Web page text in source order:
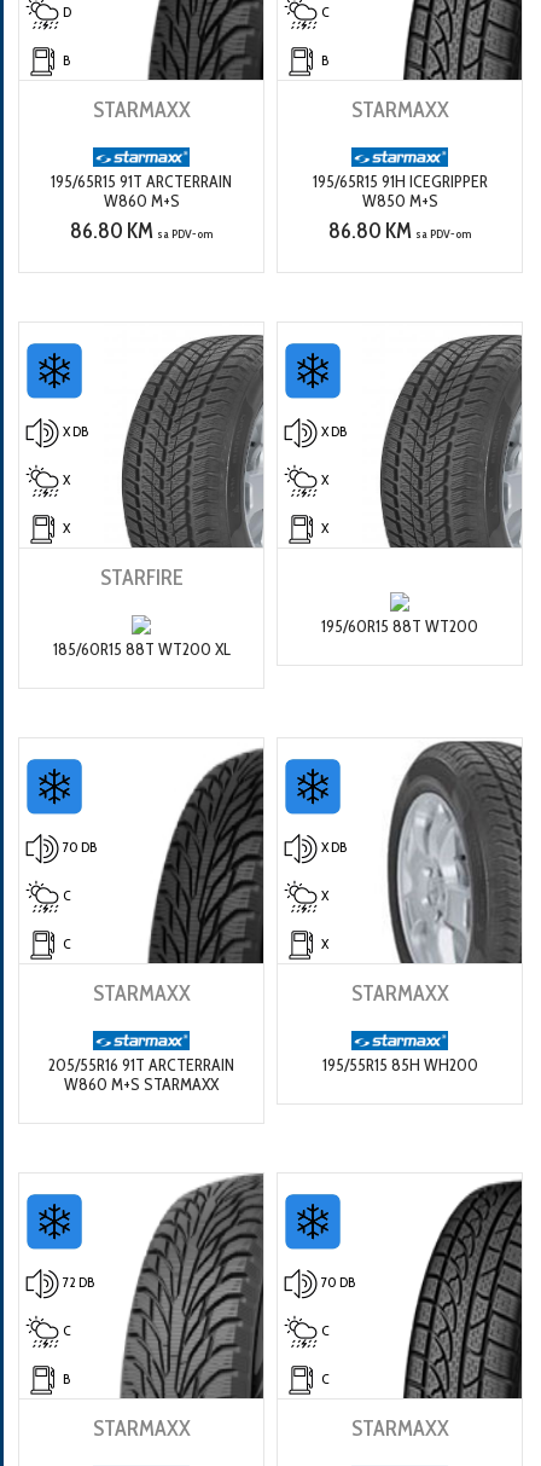
D
B
STARMAXX
195/65R15 91T ARCTERRAIN
W860 M+S
86.80 KM sa PDV-om
C
B
STARMAXX
195/65R15 91H ICEGRIPPER
W850 M+S
86.80 KM sa PDV-om
X DB
X
X
STARFIRE
185/60R15 88T WT200 XL
X DB
X
X
195/60R15 88T WT200
70 DB
C
C
STARMAXX
205/55R16 91T ARCTERRAIN
W860 M+S STARMAXX
X DB
X
X
STARMAXX
195/55R15 85H WH200
72 DB
C
B
STARMAXX
70 DB
C
C
STARMAXX